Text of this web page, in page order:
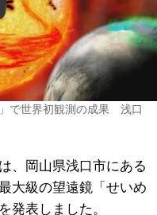
で世界初観測の成果 浅口
、岡山県浅口市にある
大級の望遠鏡「せいめ
発表しました。